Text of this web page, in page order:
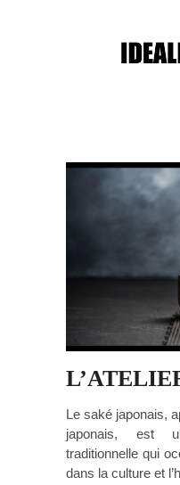
Post navigation
Le saké japonais,
japonais, est
traditionnelle qui
dans la culture et